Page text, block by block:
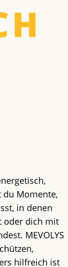
Momente,
in denen
oder dich mit
MEVOLYS
hilfreich ist